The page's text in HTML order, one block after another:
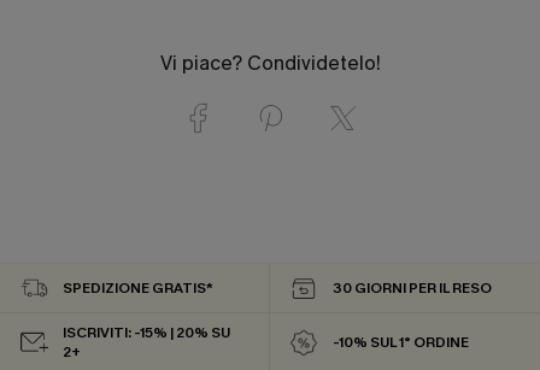
Vi piace? Condividetelo!
SPEDIZIONE GRATIS* 30 GIORNI PER IL RESO
ISCRIVITI: -15% | 20% SU
2+
-10% SUL 1° ORDINE